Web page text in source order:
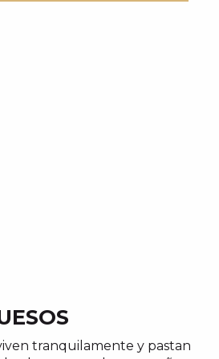
tranquilamente y pastan